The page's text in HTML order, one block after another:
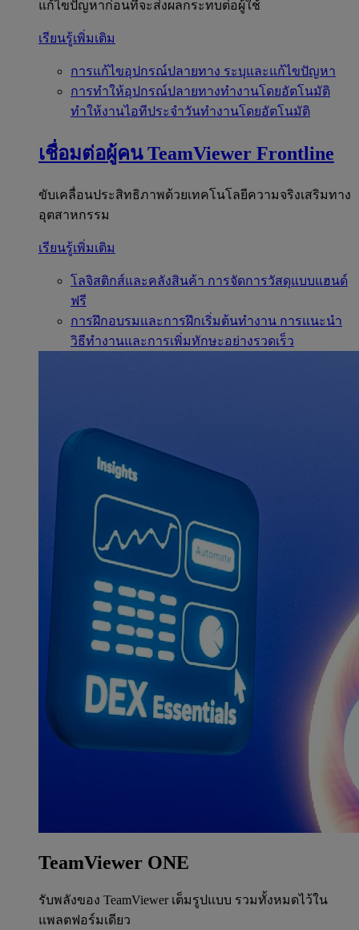
แก้ไขปัญหาก่อนที่จะส่งผลกระทบต่อผู้ใช้
เรียนรู้เพิ่มเติม
การแก้ไขอุปกรณ์ปลายทาง ระบุและแก้ไขปัญหา
การทำให้อุปกรณ์ปลายทางทำงานโดยอัตโนมัติ
ทำให้งานไอทีประจำวันทำงานโดยอัตโนมัติ
เชื่อมต่อผู้คน TeamViewer Frontline
ขับเคลื่อนประสิทธิภาพด้วยเทคโนโลยีความจริงเสริมทาง
อุตสาหกรรม
เรียนรู้เพิ่มเติม
โลจิสติกส์และคลังสินค้า การจัดการวัสดุแบบแฮนด์
ฟรี
การฝึกอบรมและการฝึกเริ่มต้นทำงาน การแนะนำ
วิธีทำงานและการเพิ่มทักษะอย่างรวดเร็ว
TeamViewer ONE
รับพลังของ TeamViewer เต็มรูปแบบ รวมทั้งหมดไว้ใน
แพลตฟอร์มเดียว